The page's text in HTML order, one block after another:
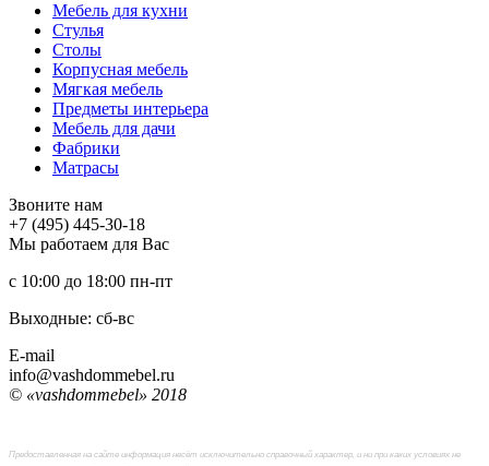
Мебель для кухни
Стулья
Столы
Корпусная мебель
Мягкая мебель
Предметы интерьера
Мебель для дачи
Фабрики
Матраcы
Звоните нам
+7 (495) 445-30-18
Мы работаем для Вас
с 10:00 до 18:00 пн-пт
Выходные: сб-вc
E-mail
info@vashdommebel.ru
© «vashdommebel» 2018
Предоставленная на сайте информация несёт исключительно справочный характер, и ни при каких условиях не